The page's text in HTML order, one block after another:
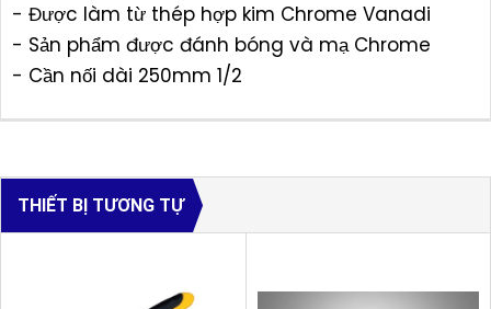
- Được làm từ thép hợp kim Chrome Vanadi
- Sản phẩm được đánh bóng và mạ Chrome
- Cần nối dài 250mm 1/2
THIẾT BỊ TƯƠNG TỰ